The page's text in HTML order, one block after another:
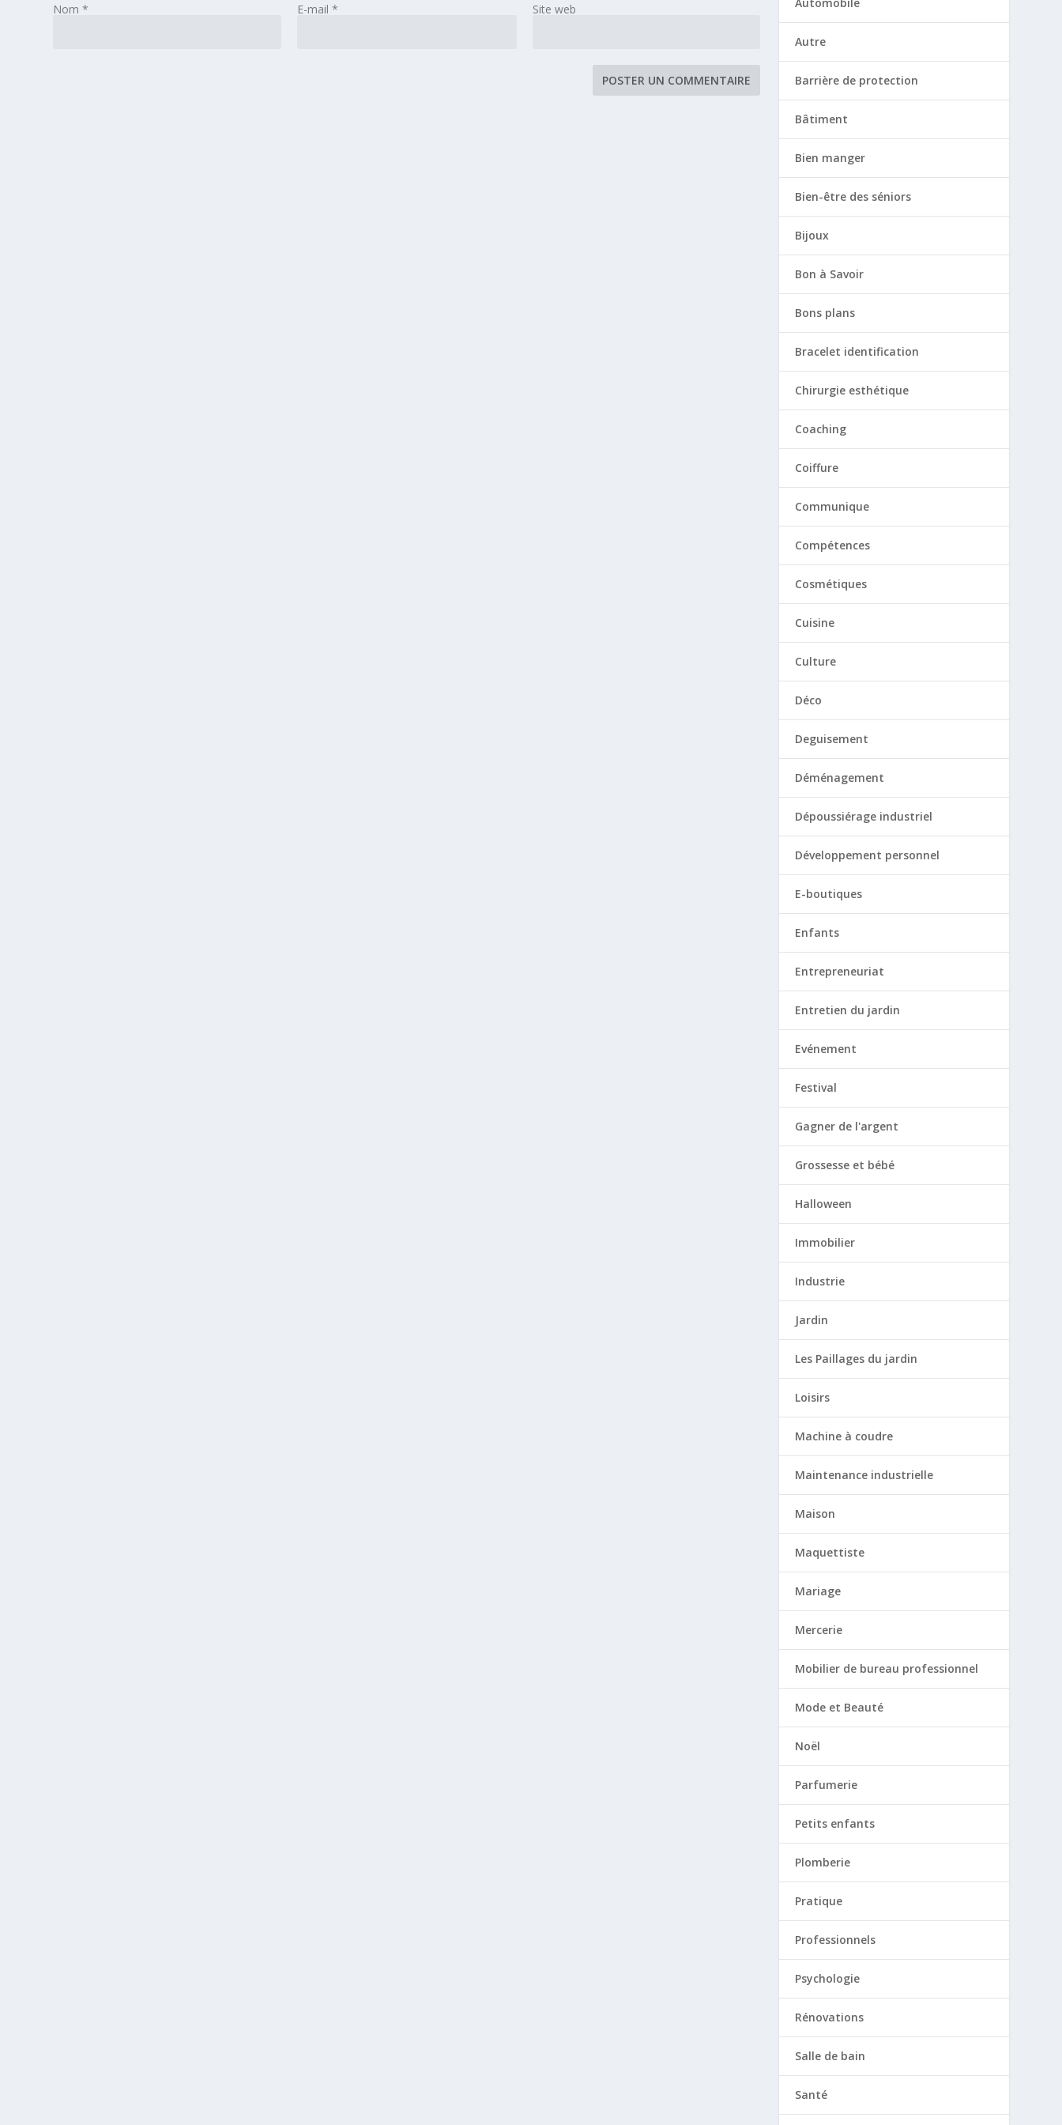
Nom* E-mail * Site web
Autre
Barrière de protection
Bâtiment
Bien manger
Bien-être des séniors
Bijoux
Bon à Savoir
Bons plans
Bracelet identification
Chirurgie esthétique
Coaching
Coiffure
Communique
Compétences
Cosmétiques
Cuisine
Culture
Déco
Deguisement
Déménagement
Dépoussiérage industriel
Développement personnel
E-boutiques
Enfants
Entrepreneuriat
Entretien du jardin
Evénement
Festival
Gagner de l'argent
Grossesse et bébé
Halloween
Immobilier
Industrie
Jardin
Les Paillages du jardin
Loisirs
Machine à coudre
Maintenance industrielle
Maison
Maquettiste
Mariage
Mercerie
Mobilier de bureau professionnel
Mode et Beauté
Noël
Parfumerie
Petits enfants
Plomberie
Pratique
Professionnels
Psychologie
Rénovations
Salle de bain
Santé